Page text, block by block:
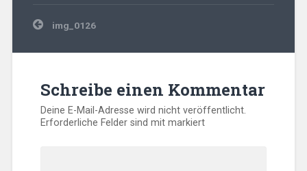
Beitragsnavigation
img_0126
Schreibe einen Kommentar
Deine E-Mail-Adresse wird nicht veröffentlicht.
Erforderliche Felder sind mitmarkiert